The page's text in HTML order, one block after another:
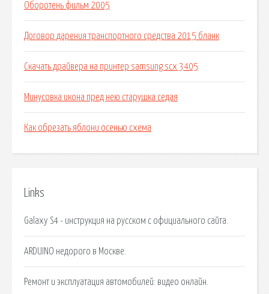
Оборотень фильм 2005
Договор дарения транспортного средства 2015 бланк
Скачать драйвера на принтер samsung scx 3405
Минусовка икона пред нею старушка седая
Как обрезать яблони осенью схема
Links
Galaxy S4 - инструкция на русском с официального сайта.
ARDUINO недорого в Москве.
Ремонт и эксплуатация автомобилей: видео онлайн.